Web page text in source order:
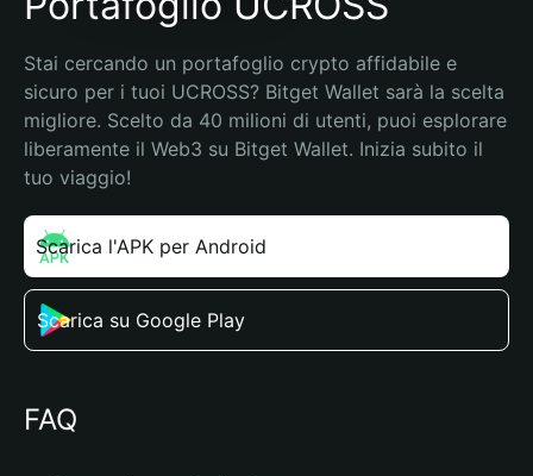
Stai cercando un portafoglio crypto affidabile e
sicuro per i tuoi UCROSS? Bitget Wallet sarà la scelta
migliore. Scelto da 40 milioni di utenti, puoi esplorare
liberamente il Web3 su Bitget Wallet. Inizia subito il
tuo viaggio!
Scarica l'APK per Android
Scarica su Google Play
FAQ